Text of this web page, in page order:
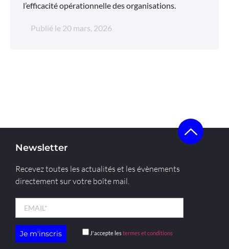
l’efficacité opérationnelle des organisations.
Publié le 20 mars, 2026
Newsletter
Recevez toutes les actualités et les évènements
directement sur votre boîte mail.
J'accepte lestermes et conditions